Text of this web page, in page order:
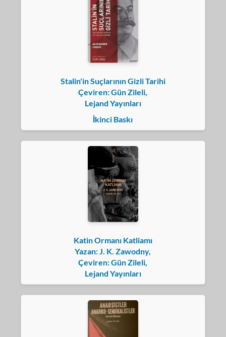
Stalin'in Suçlarının Gizli Tarihi
Çeviren: Gün Zileli,
Lejand Yayınları
İkinci Baskı
Katin Ormanı Katliamı
Yazan: J. K. Zawodny,
Çeviren: Gün Zileli,
Lejand Yayınları